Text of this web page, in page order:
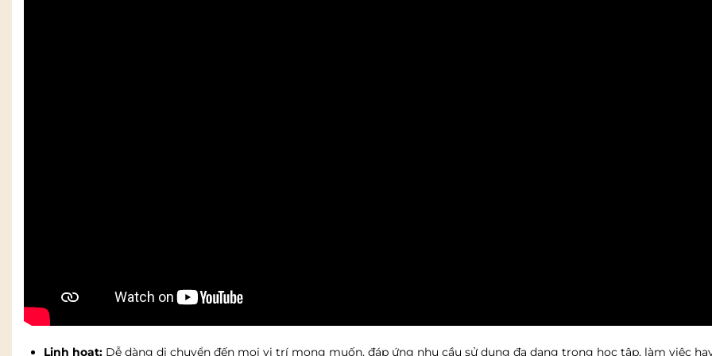
Linh hoạt: Dễ dàng di chuyển đến mọi vị trí mong muốn, đáp ứng nhu cầu sử dụng đa dạng trong học tập, làm việc